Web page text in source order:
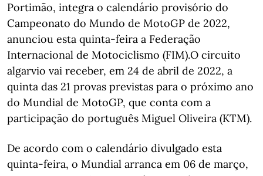
Portimão, integra o calendário provisório do
Campeonato do Mundo de MotoGP de 2022,
anunciou esta quinta-feira a Federação
Internacional de Motociclismo (FIM).O circuito
algarvio vai receber, em 24 de abril de 2022, a
quinta das 21 provas previstas para o próximo ano
do Mundial de MotoGP, que conta com a
participação do português Miguel Oliveira (KTM).
De acordo com o calendário divulgado esta
quinta-feira, o Mundial arranca em 06 de março,